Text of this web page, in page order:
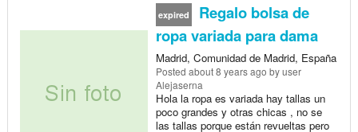
expired
Regalo bolsa de
ropa variada para dama
Madrid, Comunidad de Madrid, España
Posted about 8 years ago by user
Alejaserna
Hola la ropa es variada hay tallas un
poco grandes y otras chicas , no se
las tallas porque están revueltas pero